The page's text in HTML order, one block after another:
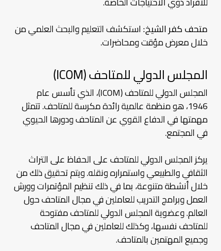
متحف كفر الشيخ:استكشف التعليم والبحث العلمي من
خلال معرض مؤقت ومحاضرات.
المجلس الدولي للمتاحف (ICOM)
المجلس الدولي للمتاحف (ICOM)، الذي تأسس عام
1946، هو منظمة عالمية رائدة مكرسة للمتاحف. تتمثل
مهمتها في الدفاع القوي عن المتاحف ودورها الحيوي
في المجتمع.
يركز المجلس الدولي للمتاحف على الحفاظ على التراث
الثقافي والطبيعي واستمراره ونقله. ويتم تحقيق ذلك من
خلال أنشطة متنوعة، بما في ذلك تنظيم المؤتمرات وورش
العمل وبرامج التدريب للعاملين في مجال المتاحف حول
العالم. وعضوية المجلس الدولي للمتاحف مفتوحة
للمتاحف نفسها، وكذلك للعاملين في مجال المتاحف
وجميع المهتمين بالمتاحف.